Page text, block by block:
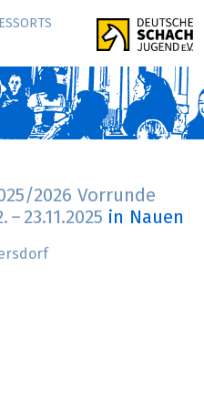
2026 Vorrunde
– 23.11.2025 in Nauen